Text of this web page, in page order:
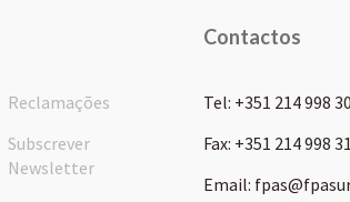
Reclamações
Subscrever
Newsletter
Contactos
Tel: +351 214 998
Fax: +351 214 998
Email: